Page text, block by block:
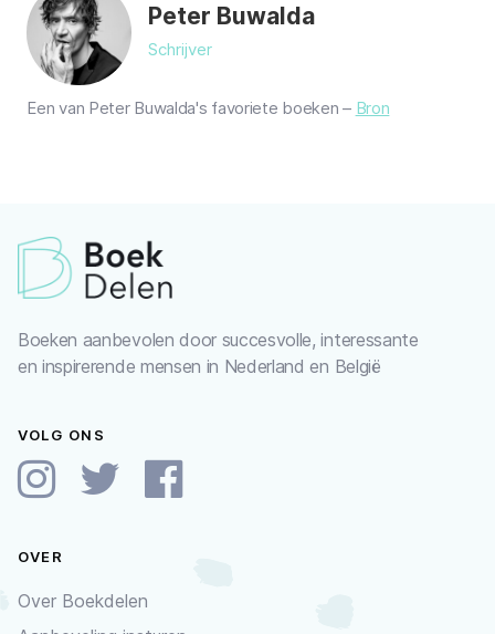
Peter Buwalda
Schrijver
Een van Peter Buwalda's favoriete boeken – Bron
Boeken aanbevolen door succesvolle, interessante
en inspirerende mensen in Nederland en België
VOLG ONS
OVER
Over Boekdelen